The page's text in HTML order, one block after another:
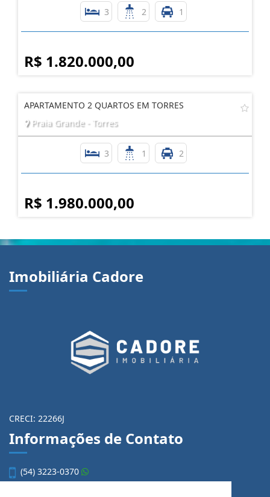
3 2 1
R$ 1.820.000,00
APARTAMENTO 2 QUARTOS EM TORRES
Praia Grande - Torres
3 1 2
R$ 1.980.000,00
Imobiliária Cadore
CRECI: 22266J
Informações de Contato
(54) 3223-0370
(54) 3028-0380